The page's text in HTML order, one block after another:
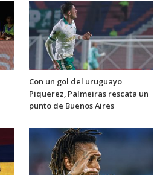
Con un gol del uruguayo
Piquerez, Palmeiras rescata un
punto de Buenos Aires